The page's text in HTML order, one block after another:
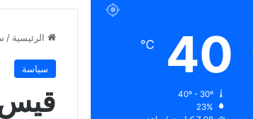
الرئيسية /
سياسة 40
℃
23%